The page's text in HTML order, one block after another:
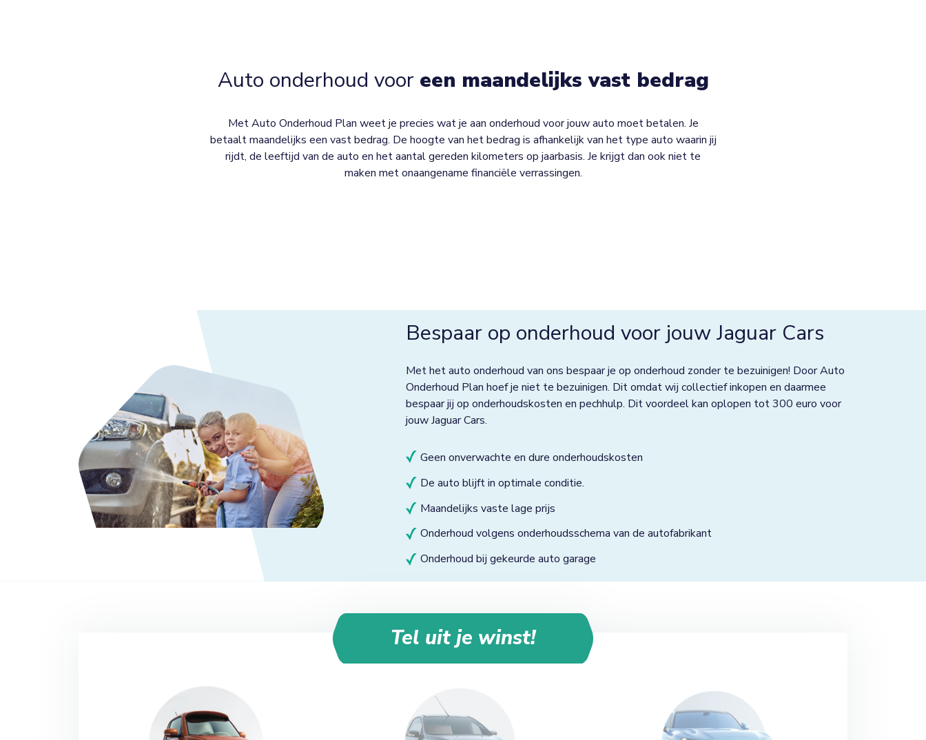
Auto onderhoud voor een maandelijks vast bedrag
Met Auto Onderhoud Plan weet je precies wat je aan onderhoud voor jouw auto moet betalen. Je
betaalt maandelijks een vast bedrag. De hoogte van het bedrag is afhankelijk van het type auto waarin jij
rijdt, de leeftijd van de auto en het aantal gereden kilometers op jaarbasis. Je krijgt dan ook niet te
maken met onaangename financiële verrassingen.
Bespaar op onderhoud voor jouw Jaguar Cars
Met het auto onderhoud van ons bespaar je op onderhoud zonder te bezuinigen! Door Auto
Onderhoud Plan hoef je niet te bezuinigen. Dit omdat wij collectief inkopen en daarmee
bespaar jij op onderhoudskosten en pechhulp. Dit voordeel kan oplopen tot 300 euro voor
jouw Jaguar Cars.
Geen onverwachte en dure onderhoudskosten
De auto blijft in optimale conditie.
Maandelijks vaste lage prijs
Onderhoud volgens onderhoudsschema van de autofabrikant
Onderhoud bij gekeurde auto garage
Tel uit je winst!